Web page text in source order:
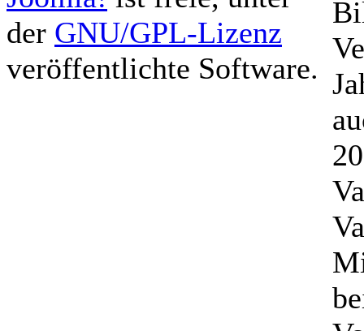
der GNU/GPL-Lizenz
veröffentlichte Software.